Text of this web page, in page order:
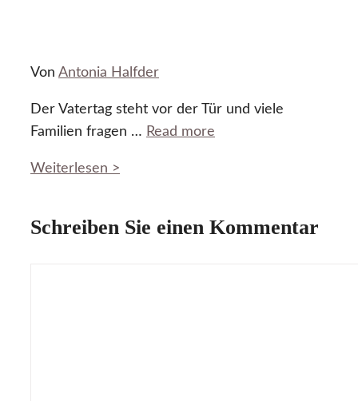
Von Antonia Halfder
Der Vatertag steht vor der Tür und viele
Familien fragen … Read more
Weiterlesen >
Schreiben Sie einen Kommentar